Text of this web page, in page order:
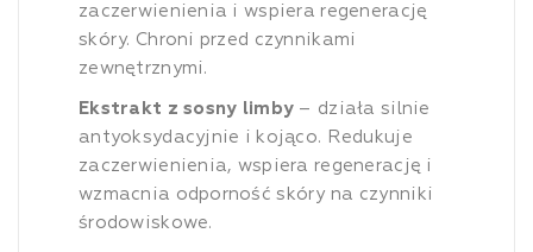
zaczerwienienia i wspiera regenerację
skóry. Chroni przed czynnikami
zewnętrznymi.
Ekstrakt z sosny limby – działa silnie
antyoksydacyjnie i kojąco. Redukuje
zaczerwienienia, wspiera regenerację i
wzmacnia odporność skóry na czynniki
środowiskowe.